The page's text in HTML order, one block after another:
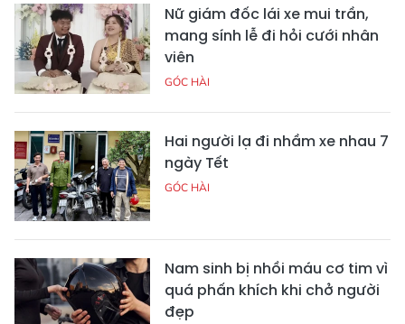
Nữ giám đốc lái xe mui trần,
mang sính lễ đi hỏi cưới nhân
viên
GÓC HÀI
Hai người lạ đi nhầm xe nhau 7
ngày Tết
GÓC HÀI
Nam sinh bị nhồi máu cơ tim vì
quá phấn khích khi chở người
đẹp